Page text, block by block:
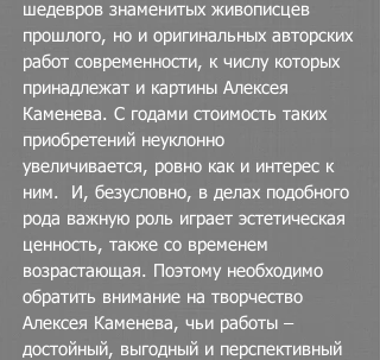
шедевров знаменитых живописцев
прошлого, но и оригинальных авторских
работ современности, к числу которых
принадлежат и картины Алексея
Каменева. С годами стоимость таких
приобретений неуклонно
увеличивается, ровно как и интерес к
ним. И, безусловно, в делах подобного
рода важную роль играет эстетическая
ценность, также со временем
возрастающая. Поэтому необходимо
обратить внимание на творчество
Алексея Каменева, чьи работы –
достойный, выгодный и перспективный